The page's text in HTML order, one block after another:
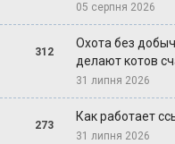
05 серпня 2026
312
Охота без
делают котов
31 липня 2026
273
Как работает
31 липня 2026